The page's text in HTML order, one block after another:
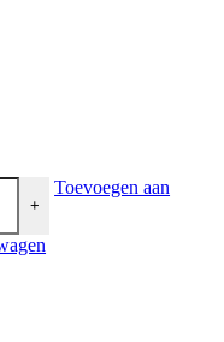
+
Toevoegen aan